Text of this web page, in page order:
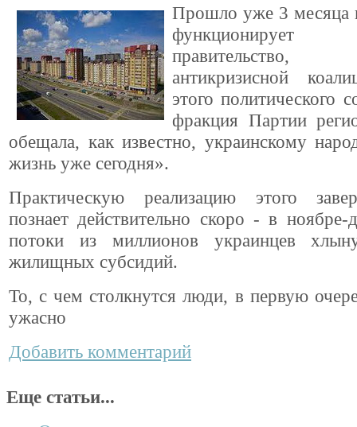
Прошло уже 3 месяца
правительство,
антикризисной
этого политического
фракция Партии
обещала, как известно, украинскому
жизнь уже сегодня».
Практическую реализацию этого
познает действительно скоро - в ноябре-
потоки из миллионов украинцев
жилищных субсидий.
То, с чем столкнутся люди, в первую
ужасно
Добавить комментарий
Еще статьи...